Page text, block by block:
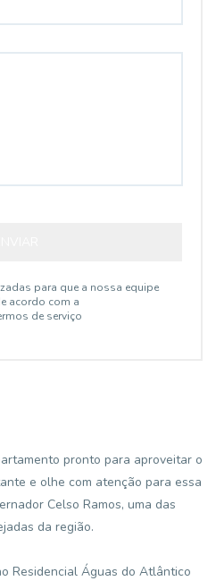
para que a nossa equipe
acordo com a
de serviço
pronto para aproveitar o
e olhe com atenção para essa
Celso Ramos, uma das
da região.
Residencial Águas do Atlântico